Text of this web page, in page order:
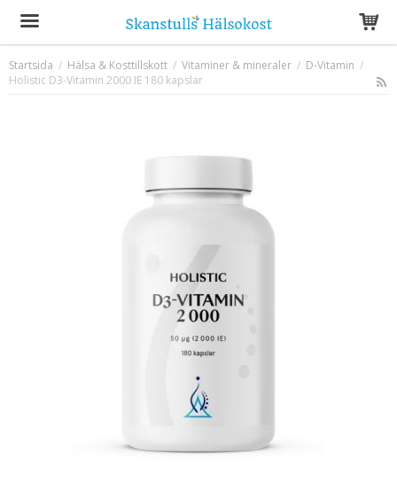
Produkten har blivit tillagd i varukorgen
Startsida / Hälsa & Kosttillskott / Vitaminer & mineraler / D-Vitamin /
Holistic D3-Vitamin 2000 IE 180 kapslar